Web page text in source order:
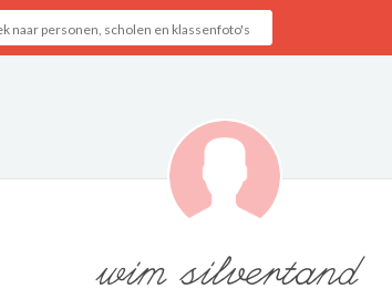
wim silvertand